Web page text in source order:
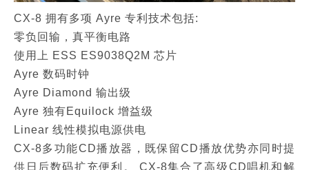
CX-8 拥有多项 Ayre 专利技术包括:
零负回输，真平衡电路
使用上 ESS ES9038Q2M 芯片
Ayre 数码时钟
Ayre Diamond 输出级
Ayre 独有Equilock 增益级
Linear 线性模拟电源供电
CX-8多功能CD播放器，既保留CD播放优势亦同时提
供日后数码扩充便利。 CX-8集合了高级CD唱机和解